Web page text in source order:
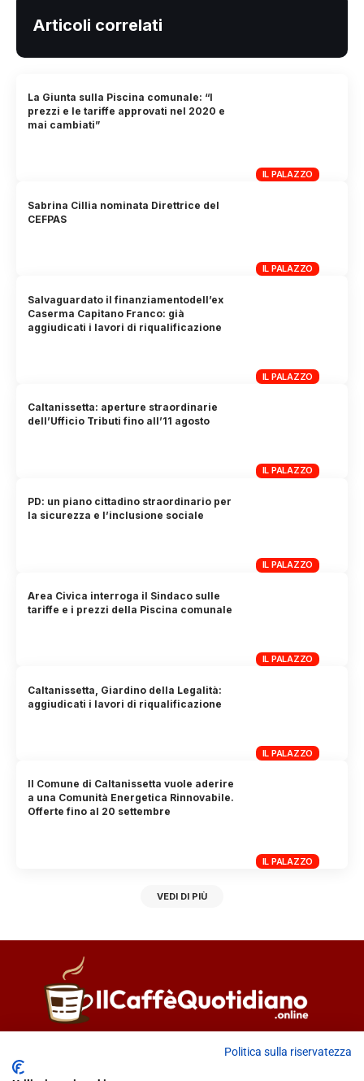
Articoli correlati
IL PALAZZO
La Giunta sulla Piscina comunale: “I
prezzi e le tariffe approvati nel 2020 e
mai cambiati”
IL PALAZZO
Sabrina Cillia nominata Direttrice del
CEFPAS
IL PALAZZO
Salvaguardato il finanziamentodell’ex
Caserma Capitano Franco: già
aggiudicati i lavori di riqualificazione
IL PALAZZO
Caltanissetta: aperture straordinarie
dell’Ufficio Tributi fino all’11 agosto
IL PALAZZO
PD: un piano cittadino straordinario per
la sicurezza e l’inclusione sociale
IL PALAZZO
Area Civica interroga il Sindaco sulle
tariffe e i prezzi della Piscina comunale
IL PALAZZO
Caltanissetta, Giardino della Legalità:
aggiudicati i lavori di riqualificazione
IL PALAZZO
Il Comune di Caltanissetta vuole aderire
a una Comunità Energetica Rinnovabile.
Offerte fino al 20 settembre
VEDI DI PIÙ
Fiorella Falci
Politica sulla riservatezza